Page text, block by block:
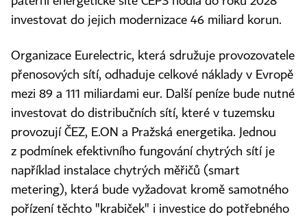
investovat do jejich modernizace 46 miliard korun.
Organizace Eurelectric, která sdružuje provozovatele
přenosových sítí, odhaduje celkové náklady v Evropě
mezi 89 a 111 miliardami eur. Další peníze bude nutné
investovat do distribučních sítí, které v tuzemsku
provozují ČEZ, E.ON a Pražská energetika. Jednou
z podmínek efektivního fungování chytrých sítí je
například instalace chytrých měřičů (smart
metering), která bude vyžadovat kromě samotného
pořízení těchto "krabiček" i investice do potřebného